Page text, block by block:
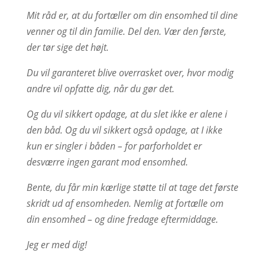
Mit råd er, at du fortæller om din ensomhed til dine
venner og til din familie. Del den. Vær den første,
der tør sige det højt.
Du vil garanteret blive overrasket over, hvor modig
andre vil opfatte dig, når du gør det.
Og du vil sikkert opdage, at du slet ikke er alene i
den båd. Og du vil sikkert også opdage, at I ikke
kun er singler i båden – for parforholdet er
desværre ingen garant mod ensomhed.
Bente, du får min kærlige støtte til at tage det første
skridt ud af ensomheden. Nemlig at fortælle om
din ensomhed – og dine fredage eftermiddage.
Jeg er med dig!